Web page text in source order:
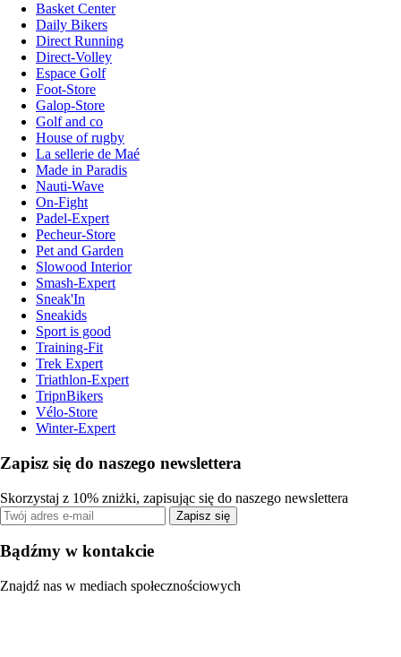
Basket Center
Daily Bikers
Direct Running
Direct-Volley
Espace Golf
Foot-Store
Galop-Store
Golf and co
House of rugby
La sellerie de Maé
Made in Paradis
Nauti-Wave
On-Fight
Padel-Expert
Pecheur-Store
Pet and Garden
Slowood Interior
Smash-Expert
Sneak'In
Sneakids
Sport is good
Training-Fit
Trek Expert
Triathlon-Expert
TripnBikers
Vélo-Store
Winter-Expert
Zapisz się do naszego newslettera
Skorzystaj z 10% zniżki, zapisując się do naszego newslettera
Zapisz się
Bądźmy w kontakcie
Znajdź nas w mediach społecznościowych